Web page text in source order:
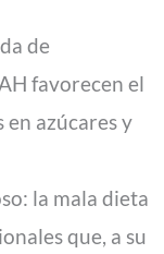
de
favorecen el
azúcares y
la mala dieta
que, a su